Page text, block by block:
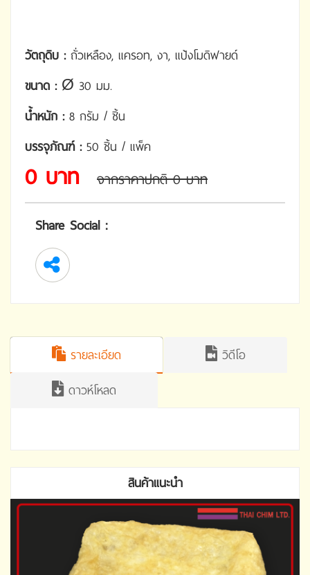
วัตถุดิบ :ถั่วเหลือง, แครอท, งา, แป้งโมดิฟายด์
ขนาด :Ø 30 มม.
น้ำหนัก :8 กรัม / ชิ้น
บรรจุภัณฑ์ :50 ชิ้น / แพ็ค
0 บาท
จากราคาปกติ 0 บาท
Share Social :
รายละเอียด
วิดีโอ
ดาวห์โหลด
สินค้าแนะนำ